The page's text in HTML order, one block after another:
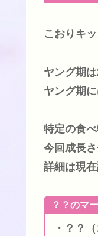
こおりキ
ヤング期
ヤング期
特定の食
今回成長
詳細は現在
？？のマ
・？？